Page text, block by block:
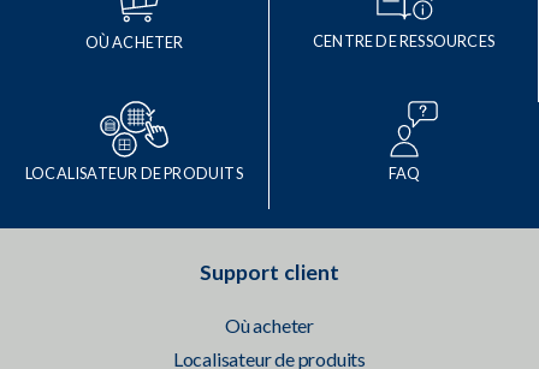
OÙ ACHETER CENTRE DE RESSOURCES
LOCALISATEUR DE PRODUITS FAQ
Support client
Où acheter
Localisateur de produits